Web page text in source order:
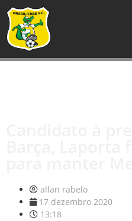
allan rabelo
17 dezembro 2020
13:18